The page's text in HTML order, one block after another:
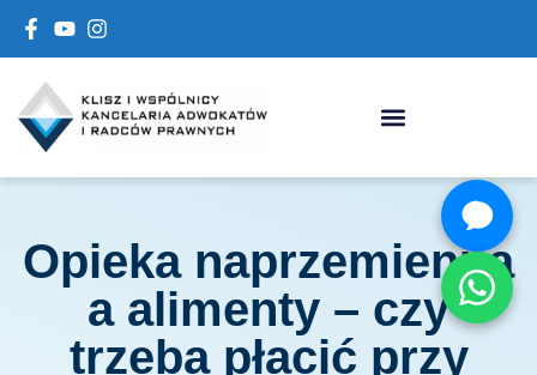
Opieka naprzemienna
a alimenty – czy
trzeba płacić przy